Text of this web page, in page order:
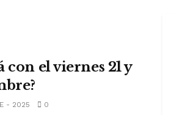
con el viernes 21 y
- 2025 0